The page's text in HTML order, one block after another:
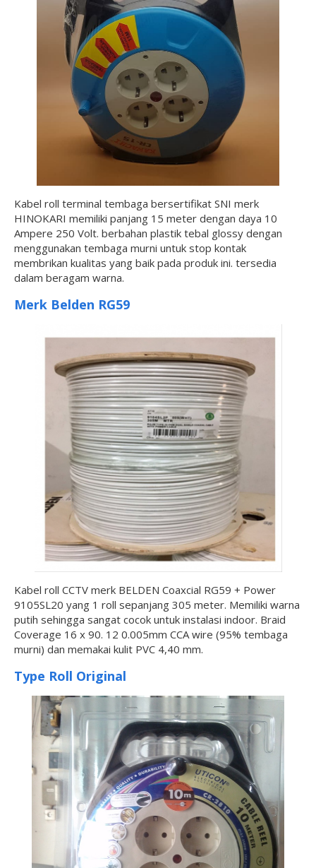
Kabel roll terminal tembaga bersertifikat SNI merk
HINOKARI memiliki panjang 15 meter dengan daya 10
Ampere 250 Volt. berbahan plastik tebal glossy dengan
menggunakan tembaga murni untuk stop kontak
membrikan kualitas yang baik pada produk ini. tersedia
dalam beragam warna.
Merk Belden RG59
Kabel roll CCTV merk BELDEN Coaxcial RG59 + Power
9105SL20 yang 1 roll sepanjang 305 meter. Memiliki warna
putih sehingga sangat cocok untuk instalasi indoor. Braid
Coverage 16 x 90. 12 0.005mm CCA wire (95% tembaga
murni) dan memakai kulit PVC 4,40 mm.
Type Roll Original